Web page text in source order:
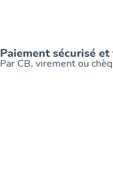
Paiement sécurisé
Par CB, virement ou